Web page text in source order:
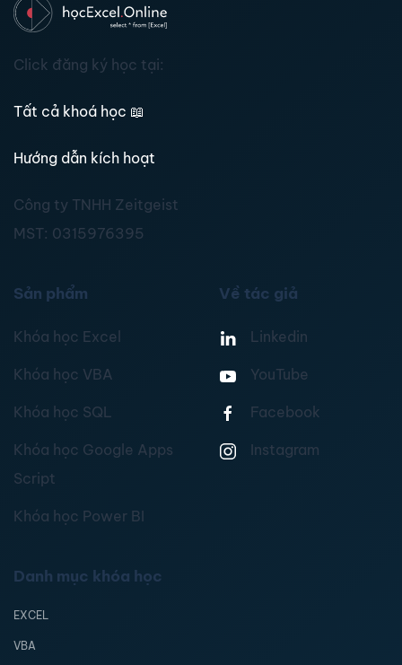
Click đăng ký học tại:
Tất cả khoá học 📖
Hướng dẫn kích hoạt
Công ty TNHH Zeitgeist
MST: 0315976395
Sản phẩm
Khóa học Excel
Khóa học VBA
Khóa học SQL
Khóa học Google Apps
Script
Khóa học Power BI
Về tác giả
Linkedin
YouTube
Facebook
Instagram
Danh mục khóa học
EXCEL
VBA